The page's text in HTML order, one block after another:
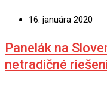
16. januára 2020
Panelák na
netradičné